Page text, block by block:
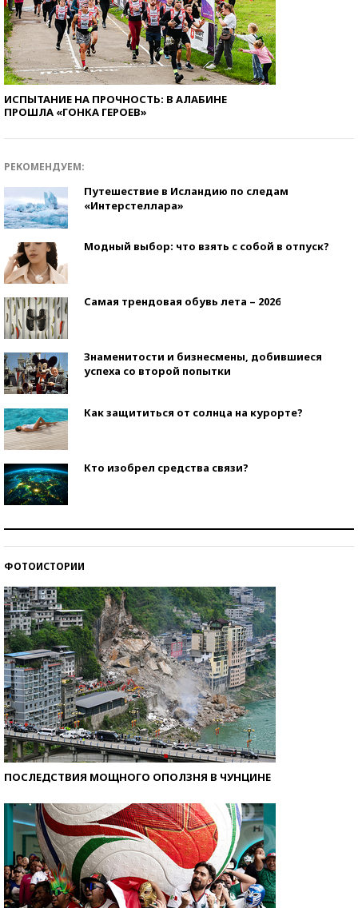
ИСПЫТАНИЕ НА ПРОЧНОСТЬ: В АЛАБИНЕ
ПРОШЛА «ГОНКА ГЕРОЕВ»
РЕКОМЕНДУЕМ:
Путешествие в Исландию по следам
«Интерстеллара»
Модный выбор: что взять с собой в отпуск?
Самая трендовая обувь лета – 2026
Знаменитости и бизнесмены, добившиеся
успеха со второй попытки
Как защититься от солнца на курорте?
Кто изобрел средства связи?
стобалльников?
ФОТОИСТОРИИ
ПОСЛЕДСТВИЯ МОЩНОГО ОПОЛЗНЯ В ЧУНЦИНЕ